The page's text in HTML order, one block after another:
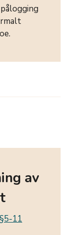
av
11